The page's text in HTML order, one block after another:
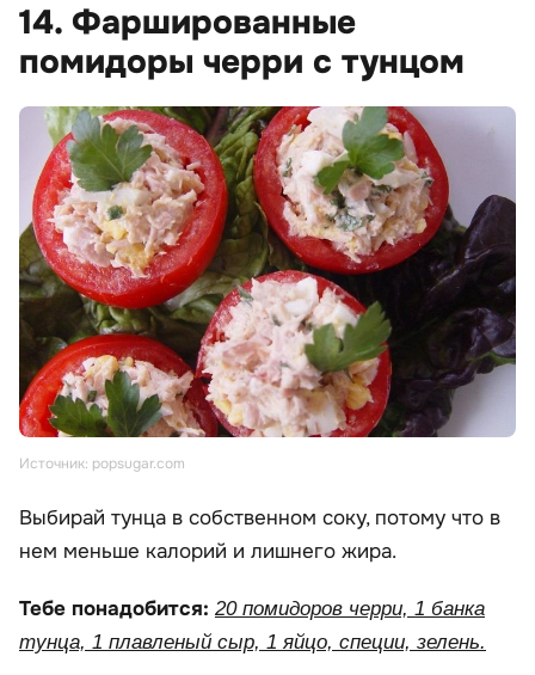
14. Фаршированные
помидоры черри с тунцом
Источник: popsugar.com
Выбирай тунца в собственном соку, потому что в
нем меньше калорий и лишнего жира.
Тебе понадобится: 20 помидоров черри, 1 банка
тунца, 1 плавленый сыр, 1 яйцо, специи, зелень.